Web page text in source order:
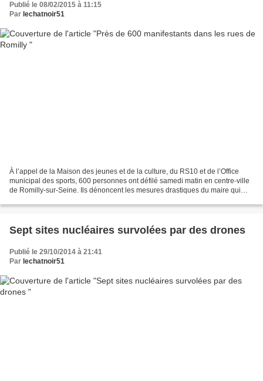
Publié le 08/02/2015 à 11:15
Par lechatnoir51
À l’appel de la Maison des jeunes et de la culture, du RS10 et de l’Office
municipal des sports, 600 personnes ont défilé samedi matin en centre-ville
de Romilly-sur-Seine. Ils dénoncent les mesures drastiques du maire qui
Sept sites nucléaires survolées par des drones
Publié le 29/10/2014 à 21:41
Par lechatnoir51